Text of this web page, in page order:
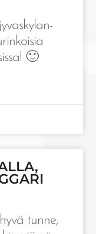
🙂
tunne,